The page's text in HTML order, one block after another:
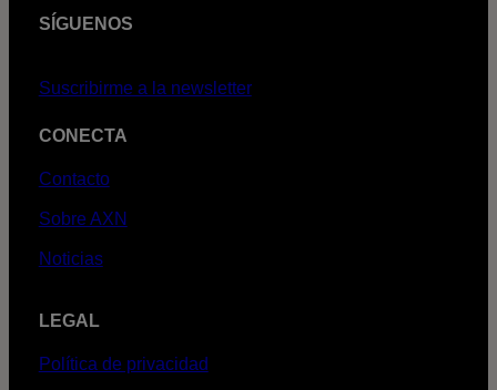
SÍGUENOS
Suscribirme a la newsletter
CONECTA
Contacto
Sobre AXN
Noticias
LEGAL
Política de privacidad